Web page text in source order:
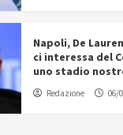
Napoli, De
ci interessa del
uno stadio
Redazione 06/